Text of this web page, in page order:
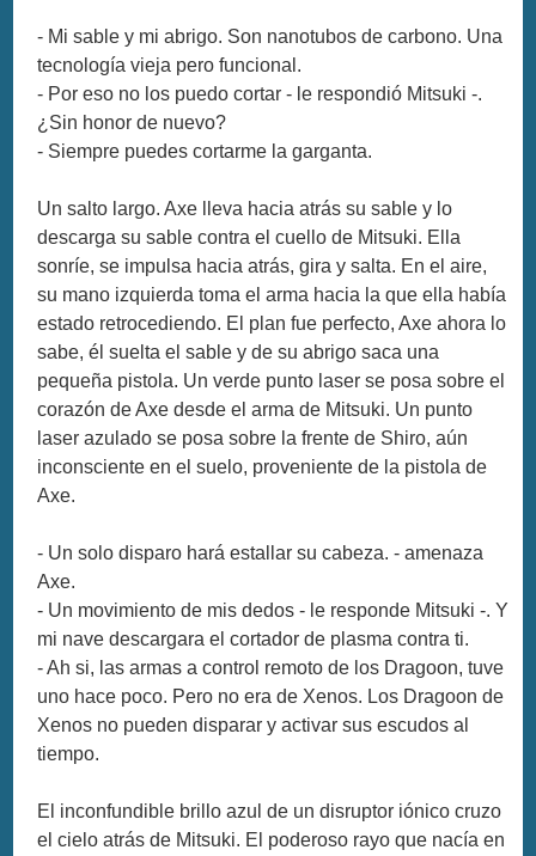
- Mi sable y mi abrigo. Son nanotubos de carbono. Una
tecnología vieja pero funcional.
- Por eso no los puedo cortar - le respondió Mitsuki -.
¿Sin honor de nuevo?
- Siempre puedes cortarme la garganta.
Un salto largo. Axe lleva hacia atrás su sable y lo
descarga su sable contra el cuello de Mitsuki. Ella
sonríe, se impulsa hacia atrás, gira y salta. En el aire,
su mano izquierda toma el arma hacia la que ella había
estado retrocediendo. El plan fue perfecto, Axe ahora lo
sabe, él suelta el sable y de su abrigo saca una
pequeña pistola. Un verde punto laser se posa sobre el
corazón de Axe desde el arma de Mitsuki. Un punto
laser azulado se posa sobre la frente de Shiro, aún
inconsciente en el suelo, proveniente de la pistola de
Axe.
- Un solo disparo hará estallar su cabeza. - amenaza
Axe.
- Un movimiento de mis dedos - le responde Mitsuki -. Y
mi nave descargara el cortador de plasma contra ti.
- Ah si, las armas a control remoto de los Dragoon, tuve
uno hace poco. Pero no era de Xenos. Los Dragoon de
Xenos no pueden disparar y activar sus escudos al
tiempo.
El inconfundible brillo azul de un disruptor iónico cruzo
el cielo atrás de Mitsuki. El poderoso rayo que nacía en